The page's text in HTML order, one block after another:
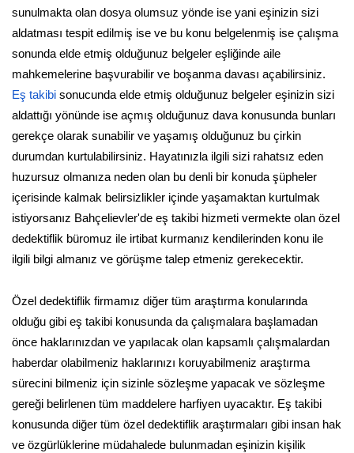
sunulmakta olan dosya olumsuz yönde ise yani eşinizin sizi
aldatması tespit edilmiş ise ve bu konu belgelenmiş ise çalışma
sonunda elde etmiş olduğunuz belgeler eşliğinde aile
mahkemelerine başvurabilir ve boşanma davası açabilirsiniz.
Eş takibi sonucunda elde etmiş olduğunuz belgeler eşinizin sizi
aldattığı yönünde ise açmış olduğunuz dava konusunda bunları
gerekçe olarak sunabilir ve yaşamış olduğunuz bu çirkin
durumdan kurtulabilirsiniz. Hayatınızla ilgili sizi rahatsız eden
huzursuz olmanıza neden olan bu denli bir konuda şüpheler
içerisinde kalmak belirsizlikler içinde yaşamaktan kurtulmak
istiyorsanız Bahçelievler'de eş takibi hizmeti vermekte olan özel
dedektiflik büromuz ile irtibat kurmanız kendilerinden konu ile
ilgili bilgi almanız ve görüşme talep etmeniz gerekecektir.
Özel dedektiflik firmamız diğer tüm araştırma konularında
olduğu gibi eş takibi konusunda da çalışmalara başlamadan
önce haklarınızdan ve yapılacak olan kapsamlı çalışmalardan
haberdar olabilmeniz haklarınızı koruyabilmeniz araştırma
sürecini bilmeniz için sizinle sözleşme yapacak ve sözleşme
gereği belirlenen tüm maddelere harfiyen uyacaktır. Eş takibi
konusunda diğer tüm özel dedektiflik araştırmaları gibi insan hak
ve özgürlüklerine müdahalede bulunmadan eşinizin kişilik